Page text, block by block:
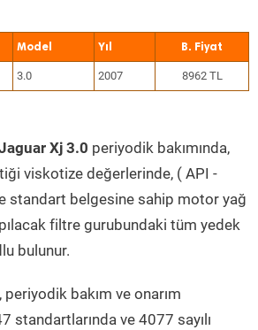
Model Yıl
3.0 2007 8962 TL
Xj 3.0 periyodik bakımında,
viskotize değerlerinde, ( API -
standart belgesine sahip motor yağ
filtre gurubundaki tüm yedek
bulunur.
bakım ve onarım
standartlarında ve 4077 sayılı